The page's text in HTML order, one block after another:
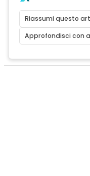
Riassumi questo
Approfondisci con